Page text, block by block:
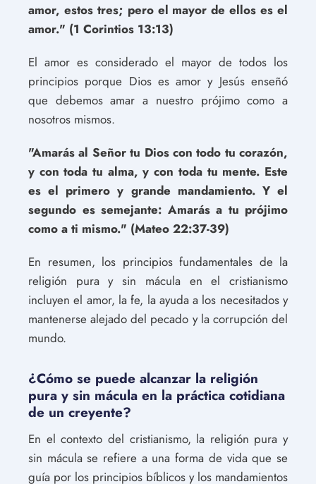
amor, estos tres; pero el mayor de ellos es el
amor." (1 Corintios 13:13)
El amor es considerado el mayor de todos los
principios porque Dios es amor y Jesús enseñó
que debemos amar a nuestro prójimo como a
nosotros mismos.
"Amarás al Señor tu Dios con todo tu corazón,
y con toda tu alma, y con toda tu mente. Este
es el primero y grande mandamiento. Y el
segundo es semejante: Amarás a tu prójimo
como a ti mismo." (Mateo 22:37-39)
En resumen, los principios fundamentales de la
religión pura y sin mácula en el cristianismo
incluyen el amor, la fe, la ayuda a los necesitados y
mantenerse alejado del pecado y la corrupción del
mundo.
¿Cómo se puede alcanzar la religión
pura y sin mácula en la práctica cotidiana
de un creyente?
En el contexto del cristianismo, la religión pura y
sin mácula se refiere a una forma de vida que se
guía por los principios bíblicos y los mandamientos